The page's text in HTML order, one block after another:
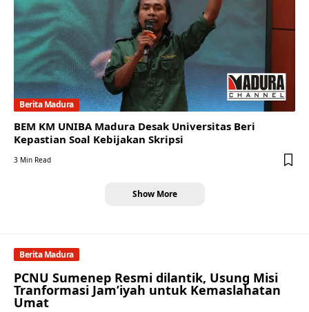
Berita Madura
BEM KM UNIBA Madura Desak Universitas Beri
Kepastian Soal Kebijakan Skripsi
3 Min Read
Show More
Berita Madura
PCNU Sumenep Resmi dilantik, Usung Misi
Tranformasi Jam’iyah untuk Kemaslahatan
Umat